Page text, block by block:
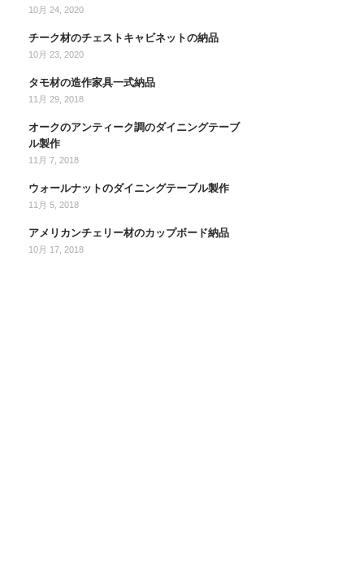
10月 24, 2020
チーク材のチェストキャビネットの納品
10月 23, 2020
タモ材の造作家具一式納品
11月 29, 2018
オークのアンティーク調のダイニングテーブ
ル製作
11月 7, 2018
ウォールナットのダイニングテーブル製作
11月 5, 2018
アメリカンチェリー材のカップボード納品
10月 17, 2018